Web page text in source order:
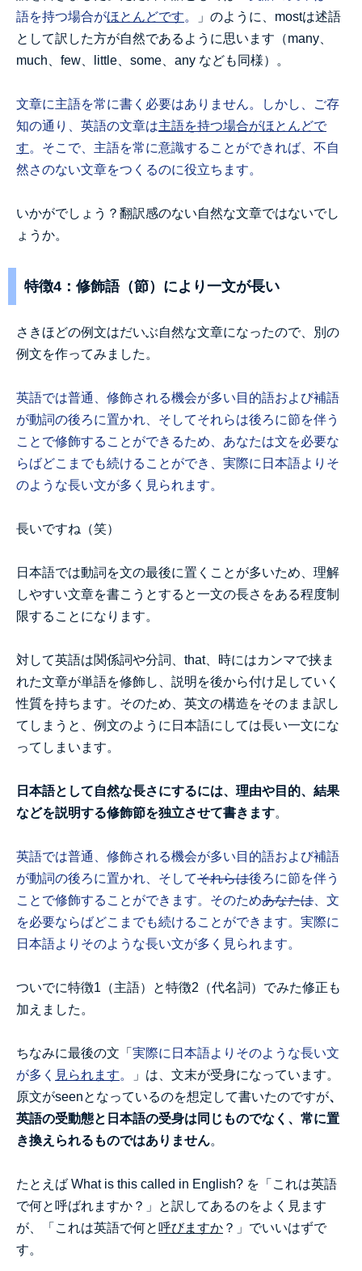
語を持つ場合がほとんどです。
」のように、mostは述語
として訳した方が自然であるように思います（many、
much、few、little、some、any なども同様）。
文章に主語を常に書く必要はありません。しかし、ご存
知の通り、英語の文章は主語を持つ場合がほとんどで
す。そこで、主語を常に意識することができれば、不自
然さのない文章をつくるのに役立ちます。
いかがでしょう？翻訳感のない自然な文章ではないでし
ょうか。
特徴4：修飾語（節）により一文が長い
さきほどの例文はだいぶ自然な文章になったので、別の
例文を作ってみました。
英語では普通、修飾される機会が多い目的語および補語
が動詞の後ろに置かれ、そしてそれらは後ろに節を伴う
ことで修飾することができるため、あなたは文を必要な
らばどこまでも続けることができ、実際に日本語よりそ
のような長い文が多く見られます。
長いですね（笑）
日本語では動詞を文の最後に置くことが多いため、理解
しやすい文章を書こうとすると一文の長さをある程度制
限することになります。
対して英語は関係詞や分詞、that、時にはカンマで挟ま
れた文章が単語を修飾し、説明を後から付け足していく
性質を持ちます。そのため、英文の構造をそのまま訳し
てしまうと、例文のように日本語にしては長い一文にな
ってしまいます。
日本語として自然な長さにするには、理由や目的、結果
などを説明する修飾節を独立させて書きます。
英語では普通、修飾される機会が多い目的語および補語
が動詞の後ろに置かれ、そしてそれらは後ろに節を伴う
ことで修飾することができます。そのためあなたは 、文
を必要ならばどこまでも続けることができます。実際に
日本語よりそのような長い文が多く見られます。
ついでに特徴1（主語）と特徴2（代名詞）でみた修正も
加えました。
ちなみに最後の文「 実際に日本語よりそのような長い文
が多く 見られます。
」は、文末が受身になっています。
原文がseenとなっているのを想定して書いたのですが、
英語の受動態と日本語の受身は同じものでなく、常に置
き換えられるものではありません。
たとえば What is this called in English? を「これは英語
で何と呼ばれますか？」と訳してあるのをよく見ます
が、「これは英語で何と 呼びますか ？」でいいはずで
す。